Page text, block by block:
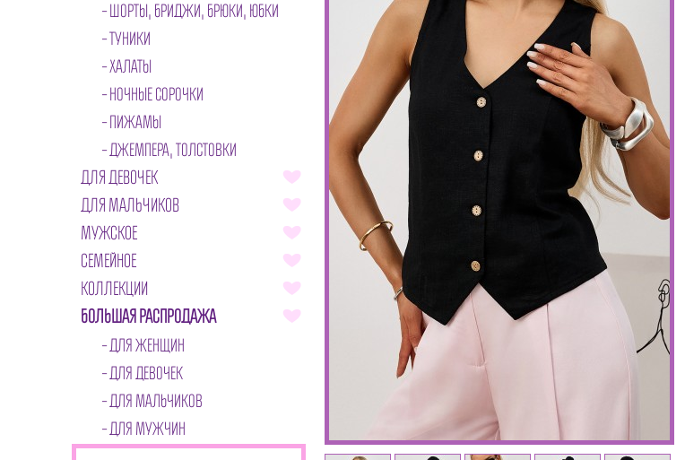
ШОРТЫ, БРИДЖИ, БРЮКИ, ЮБКИ
ТУНИКИ
ХАЛАТЫ
НОЧНЫЕ СОРОЧКИ
ПИЖАМЫ
ДЖЕМПЕРА, ТОЛСТОВКИ
ДЛЯ ДЕВОЧЕК
ДЛЯ МАЛЬЧИКОВ
МУЖСКОЕ
СЕМЕЙНОЕ
КОЛЛЕКЦИИ
БОЛЬШАЯ РАСПРОДАЖА
ДЛЯ ЖЕНЩИН
ДЛЯ ДЕВОЧЕК
ДЛЯ МАЛЬЧИКОВ
ДЛЯ МУЖЧИН